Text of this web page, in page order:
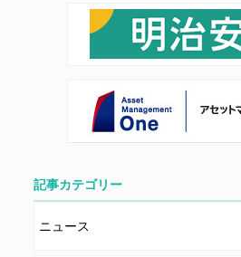
記事カテゴリー
ニュース